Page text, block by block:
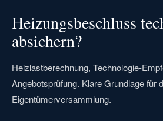
Heizungsbeschluss
absichern?
Heizlastberechnung, Technologie-
Angebotsprüfung. Klare Grundlage für
Eigentümerversammlung.